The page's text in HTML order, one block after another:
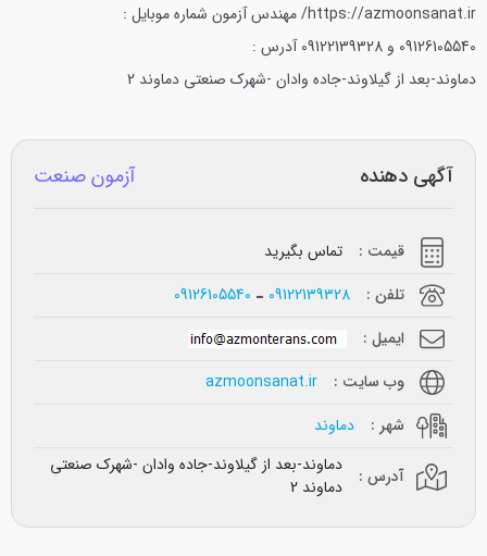
https://azmoonsanat.ir/ مهندس آزمون شماره موبایل :
09126105540 و 09122139328
آدرس :
دماوند-بعد از گیلاوند-جاده وادان -شهرک صنعتی دماوند 2
آگهی دهنده آزمون صنعت
قیمت :
تماس بگیرید
تلفن :
09122139328
09126105540
ایمیل :
وب سایت :
azmoonsanat.ir
شهر :
دماوند
آدرس :
دماوند-بعد از گیلاوند-جاده وادان -شهرک صنعتی
دماوند 2